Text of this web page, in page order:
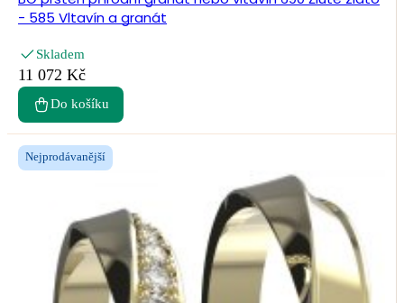
- 585 Vltavín a granát
Skladem
11 072 Kč
Do košíku
Nejprodávanější